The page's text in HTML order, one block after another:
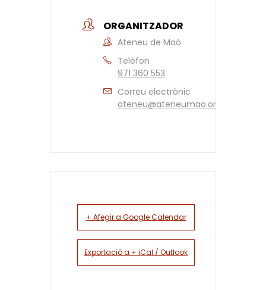
ORGANITZADOR
Ateneu de Maó
Telèfon
971 360 553
Correu electrònic
ateneu@ateneumao.org
+ Afegir a Google Calendar
Exportació a + iCal / Outlook